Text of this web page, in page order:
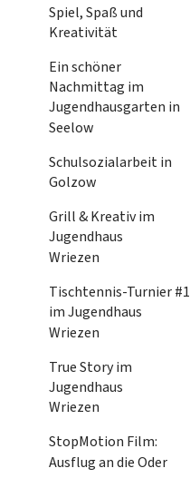
Spiel, Spaß und
Kreativität
Ein schöner
Nachmittag im
Jugendhausgarten in
Seelow
Schulsozialarbeit in
Golzow
Grill & Kreativ im
Jugendhaus
Wriezen
Tischtennis-Turnier #1
im Jugendhaus
Wriezen
True Story im
Jugendhaus
Wriezen
StopMotion Film:
Ausflug an die Oder